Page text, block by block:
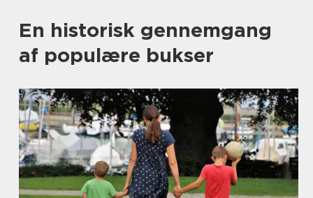
En historisk gennemgang
af populære bukser